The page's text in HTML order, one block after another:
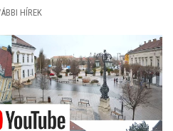
HÍREK